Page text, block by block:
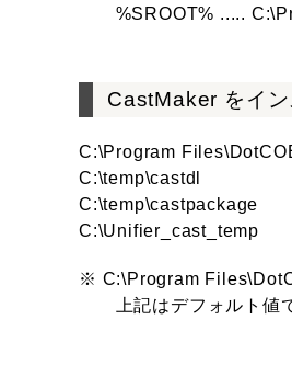
%SROOT% .....
CastMaker をイ
C:\Program
C:\temp\castdl
C:\temp\castpackage
C:\Unifier_cast_temp
※ C:\Program
上記はデフォルト値で